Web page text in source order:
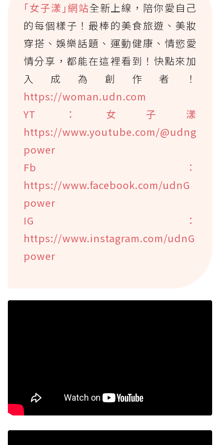
｢女子漾｣網站全新上線，陪你愛自己
的每個樣子！最棒的美食旅遊、美妝
穿搭、娛樂話題、運動健康、情慾愛
情分享，都能在這裡看到！快點來加
入成為創作者！
https://woman.udn.com
YT：女子漾
https://www.youtube.com/@udng
power
Fb：
https://www.facebook.com/udnG
power
IG：
https://www.instagram.com/udnG
power